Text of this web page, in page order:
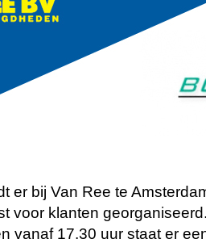
er bij Van Ree te
voor klanten
vanaf 17.30 uur staat er